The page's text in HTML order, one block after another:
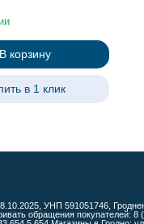
В корзину
в 1 клик
УНП 591051746,
обращения покупателей: 8